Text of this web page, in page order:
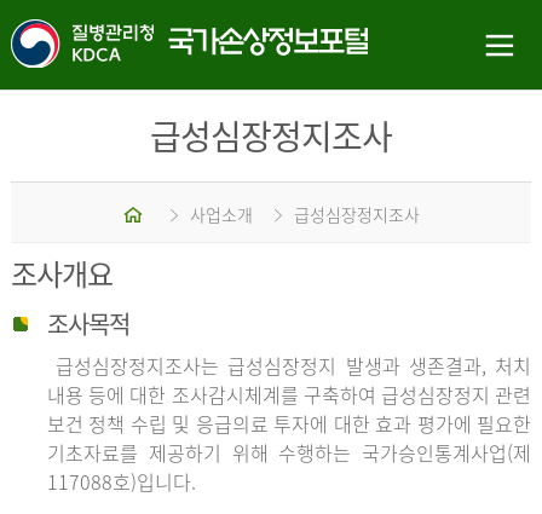
급성심장정지조사
홈 사업소개 급성심장정지조사
조사개요
조사목적
급성심장정지조사는 급성심장정지 발생과 생존결과, 처치
내용 등에 대한 조사감시체계를 구축하여 급성심장정지 관련
보건 정책 수립 및 응급의료 투자에 대한 효과 평가에 필요한
기초자료를 제공하기 위해 수행하는 국가승인통계사업(제
117088호)입니다.